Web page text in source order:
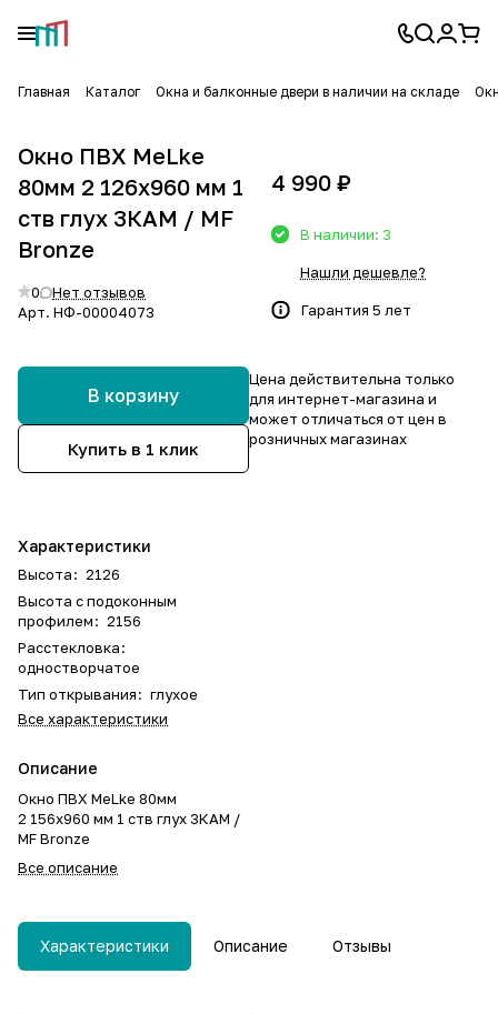
Главная Каталог Окна и балконные двери в наличии на складе
Окно ПВХ MeLke
80мм 2 126х960 мм 1
ств глух 3КАМ / MF
Bronze
0
Нет отзывов
Арт. НФ-00004073
В корзину
Купить в 1 клик
Характеристики
Высота: 2126
Высота с подоконным
профилем: 2156
Расстекловка:
одностворчатое
Тип открывания: глухое
Все характеристики
Описание
Окно ПВХ MeLke 80мм
2 156х960 мм 1 ств глух 3КАМ /
MF Bronze
Все описание
4 990 ₽
В наличии: 3
Нашли дешевле?
Гарантия 5 лет
Цена действительна только
для интернет-магазина и
может отличаться от цен в
розничных магазинах
Характеристики Описание Отзывы